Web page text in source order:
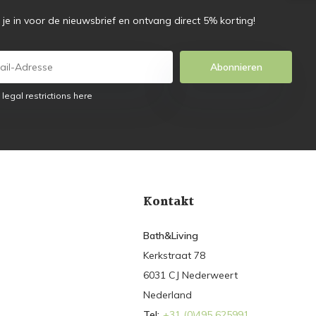
je in voor de nieuwsbrief en ontvang direct 5% korting!
Abonnieren
legal restrictions here
Kontakt
Bath&Living
Kerkstraat 78
6031 CJ Nederweert
Nederland